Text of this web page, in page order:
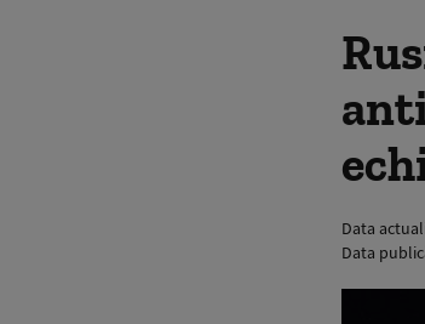
Data
Data